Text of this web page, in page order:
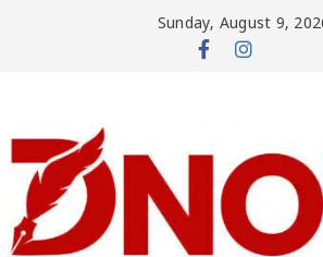
Sunday, August 9,